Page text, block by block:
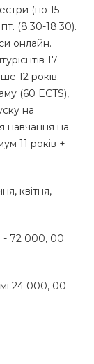
(по 15
(8.30-18.30).
онлайн.
17
12 років.
(60 ECTS),
на
навчання на
11 років +
квітня,
- 72 000, 00
24 000, 00